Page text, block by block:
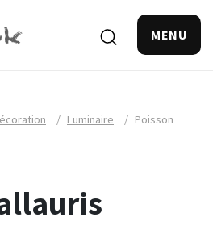
MENU
/ Luminaire / Poisson